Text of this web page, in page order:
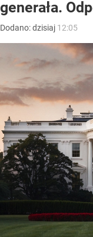
generała.
Dodano:dzisiaj 12:05